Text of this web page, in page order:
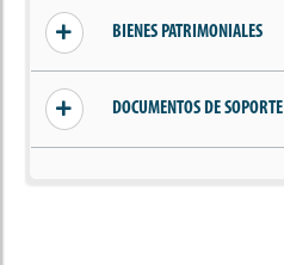
Sin acreencias declaradas
BIENES PATRIMONIALES
Sin bienes declarados
DOCUMENTOS DE SOPORTE